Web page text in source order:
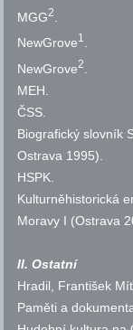
MGG2
NewGrove1.
NewGrove2
MEH
ČSS
Biografický slovník
Ostrava 1995).
HSPK
Kulturněhistorická
Moravy I (Ostrava
II. Ostatní
Hradil, František
Paměti a